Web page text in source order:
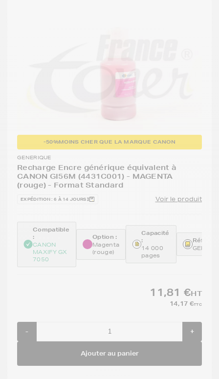
-50%MOINS CHER QUE LA MARQUE CANON
GENERIQUE
Recharge Encre générique équivalent à
CANON GI56M (4431C001) - MAGENTA
(rouge) - Format Standard
EXPÉDITION : 6 À 14 JOURS Voir le produit
Compatible
:
CANON
MAXIFY GX
7050
Option :
Magenta
(rouge)
Capacité
:
14 000
pages
11,81 €HT
14,17 €TTC
- +
Ajouter au panier